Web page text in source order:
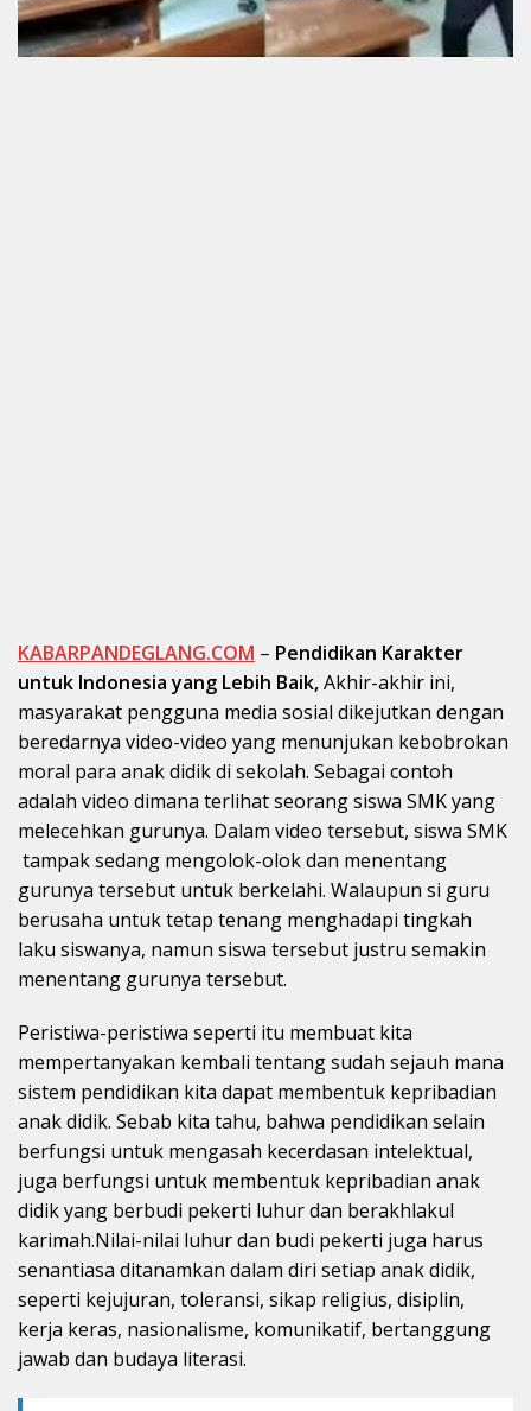
KABARPANDEGLANG.COM – Pendidikan Karakter
untuk Indonesia yang Lebih Baik,Akhir-akhir ini,
masyarakat pengguna media sosial dikejutkan dengan
beredarnya video-video yang menunjukan kebobrokan
moral para anak didik di sekolah. Sebagai contoh
adalah video dimana terlihat seorang siswa SMK yang
melecehkan gurunya. Dalam video tersebut, siswa SMK
tampak sedang mengolok-olok dan menentang
gurunya tersebut untuk berkelahi. Walaupun si guru
berusaha untuk tetap tenang menghadapi tingkah
laku siswanya, namun siswa tersebut justru semakin
menentang gurunya tersebut.
Peristiwa-peristiwa seperti itu membuat kita
mempertanyakan kembali tentang sudah sejauh mana
sistem pendidikan kita dapat membentuk kepribadian
anak didik. Sebab kita tahu, bahwa pendidikan selain
berfungsi untuk mengasah kecerdasan intelektual,
juga berfungsi untuk membentuk kepribadian anak
didik yang berbudi pekerti luhur dan berakhlakul
karimah.Nilai-nilai luhur dan budi pekerti juga harus
senantiasa ditanamkan dalam diri setiap anak didik,
seperti kejujuran, toleransi, sikap religius, disiplin,
kerja keras, nasionalisme, komunikatif, bertanggung
jawab dan budaya literasi.